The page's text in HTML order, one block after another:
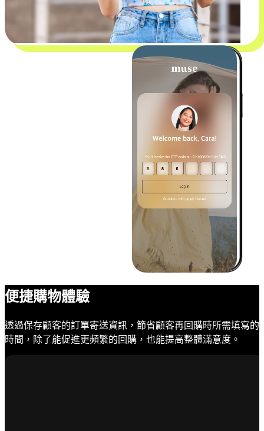
便捷購物體驗
透過保存顧客的訂單寄送資訊，節省顧客再回購時所需填寫的
時間，除了能促進更頻繁的回購，也能提高整體滿意度。